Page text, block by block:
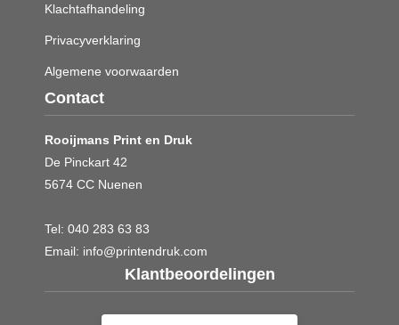
Klachtafhandeling
Privacyverklaring
Algemene voorwaarden
Contact
Rooijmans Print en Druk
De Pinckart 42
5674 CC Nuenen
Tel: 040 283 63 83
Email: info@printendruk.com
Klantbeoordelingen